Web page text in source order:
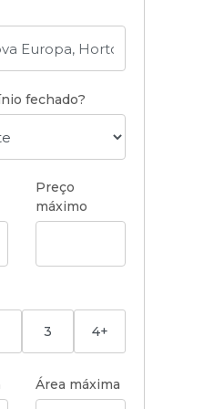
fechado?
Preço
máximo
3 4+
Área máxima